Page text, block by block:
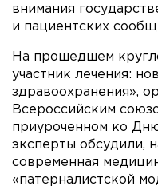
внимания
и пациентских
На прошедшем
участник лечения:
здравоохранения»,
Всероссийским
приуроченном ко
эксперты обсудили,
современная
«патерналистской